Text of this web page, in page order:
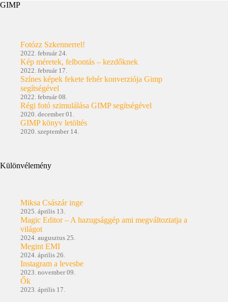
GIMP
Fotózz Szkennerrel!
2022. február 24.
Kép méretek, felbontás – kezdőknek
2022. február 17.
Színes képek fekete fehér konverziója Gimp
segítségével
2022. február 08.
Régi fotó szimulálása GIMP segítségével
2020. december 01.
GIMP könyv letöltés
2020. szeptember 14.
Különvélemény
Miksa Császár inge
2025. április 13.
Magic Editor – A hazugsággép ami megváltoztatja a
világot
2024. augusztus 25.
Megint EMI
2024. április 26.
Instagram a levesbe
2023. november 09.
Ők
2023. április 17.